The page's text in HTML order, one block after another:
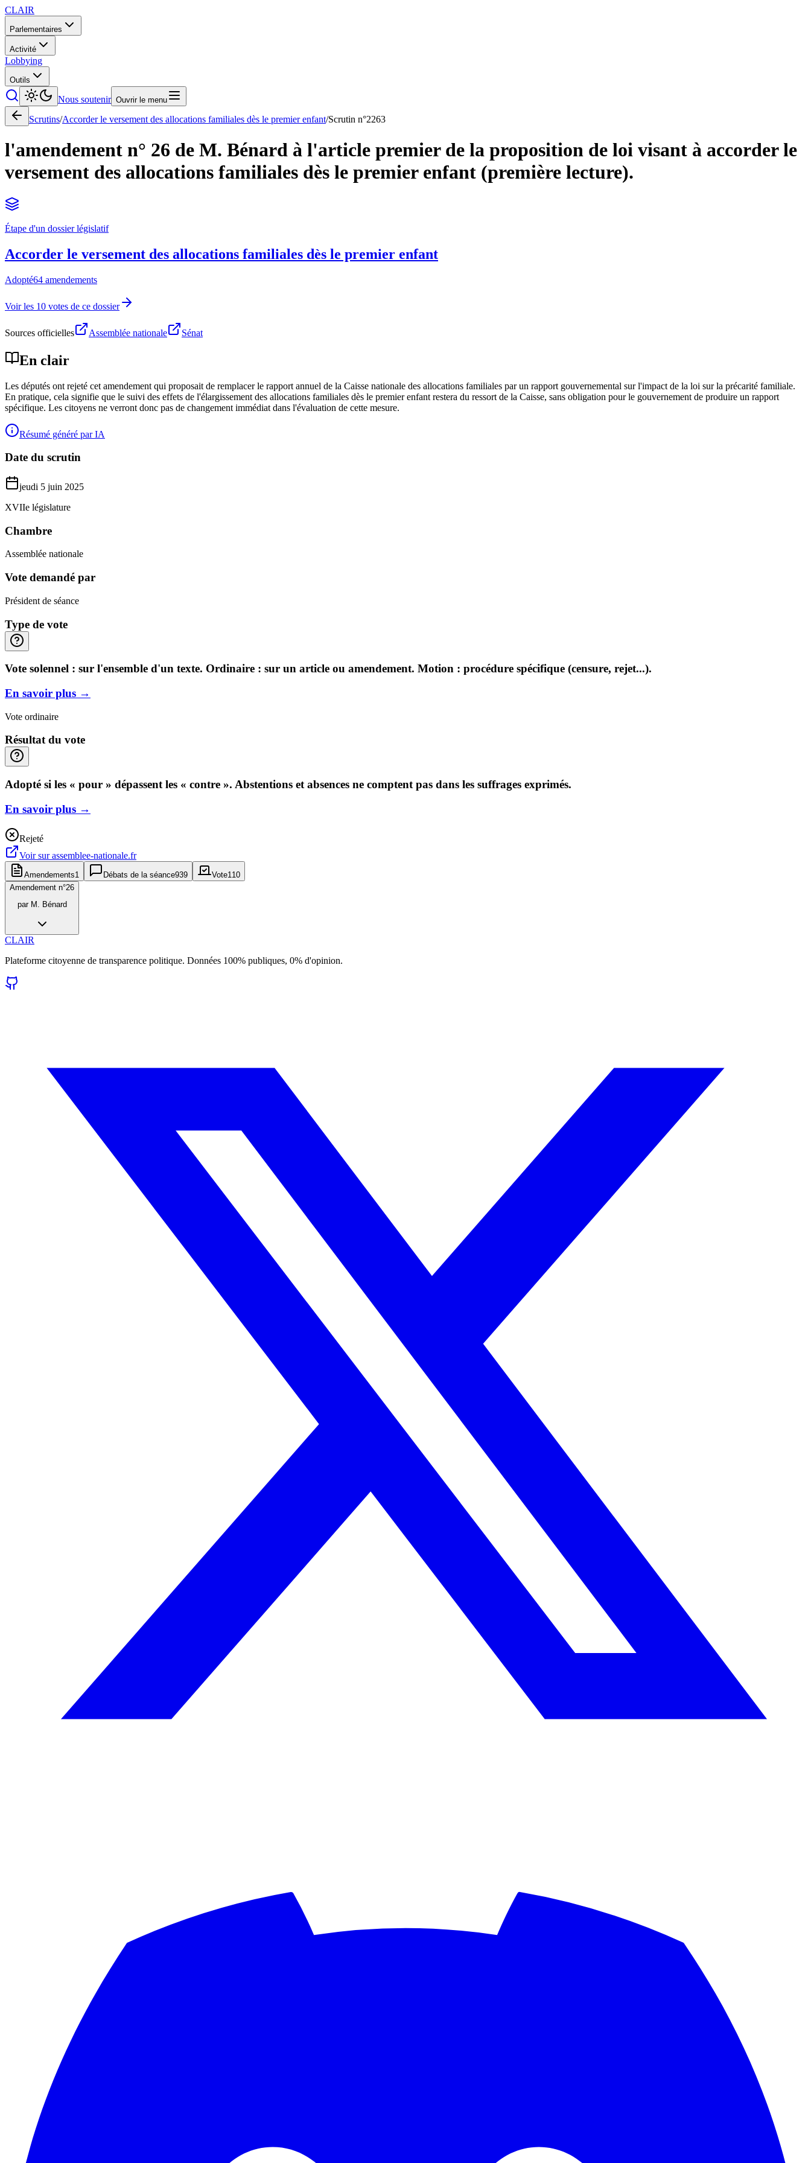
CLAIR
Parlementaires
Activité
Lobbying
Outils
Nous soutenir Ouvrir le menu
Scrutins/Accorder le versement des allocations familiales dès le premier enfant/Scrutin n°2263
l'amendement n° 26 de M. Bénard à l'article premier de la proposition de loi visant à accorder le
versement des allocations familiales dès le premier enfant (première lecture).
Étape d'un dossier législatif
Accorder le versement des allocations familiales dès le premier enfant
Adopté64 amendements
Voir les 10 votes de ce dossier
Sources officielles Assemblée nationale Sénat
En clair
Les députés ont rejeté cet amendement qui proposait de remplacer le rapport annuel de la Caisse nationale des allocations familiales par un rapport gouvernemental sur l'impact de la loi sur la précarité familiale.
En pratique, cela signifie que le suivi des effets de l'élargissement des allocations familiales dès le premier enfant restera du ressort de la Caisse, sans obligation pour le gouvernement de produire un rapport
spécifique. Les citoyens ne verront donc pas de changement immédiat dans l'évaluation de cette mesure.
Résumé généré par IA
Date du scrutin
jeudi 5 juin 2025
XVIIe législature
Chambre
Assemblée nationale
Vote demandé par
Président de séance
Type de vote
Vote solennel : sur l'ensemble d'un texte. Ordinaire : sur un article ou amendement. Motion : procédure spécifique (censure, rejet...).
En savoir plus →
Vote ordinaire
Résultat du vote
Adopté si les « pour » dépassent les « contre ». Abstentions et absences ne comptent pas dans les suffrages exprimés.
En savoir plus →
Rejeté
Voir surassemblee-nationale.fr
Amendements1 Débats de la séance939 Vote110
Amendement n°26
par M. Bénard
CLAIR
Plateforme citoyenne de transparence politique. Données 100% publiques, 0% d'opinion.